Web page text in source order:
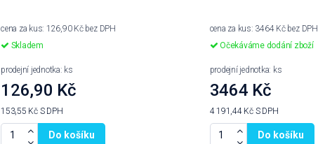
cena za kus: 126,90 Kč bez DPH
Skladem
prodejní jednotka: ks
126,90 Kč
153,55 Kč S DPH
Do košíku
cena za kus: 3464 Kč bez DPH
Očekáváme dodání zboží
prodejní jednotka: ks
3464 Kč
4 191,44 Kč S DPH
Do košíku